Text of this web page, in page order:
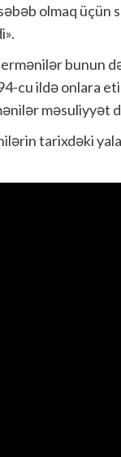
olmaq
bunun
cu ildə onlara
məsuliyyət
tarixdəki